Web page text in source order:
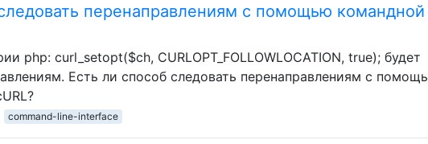
перенаправлениям с помощью командной
php: curl_setopt($ch, CURLOPT_FOLLOWLOCATION, true); будет
Есть ли способ следовать перенаправлениям с
command-line-interface